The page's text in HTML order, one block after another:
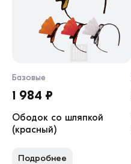
Базовые
1 984 ₽
Ободок со шляпкой
(красный)
Подробнее